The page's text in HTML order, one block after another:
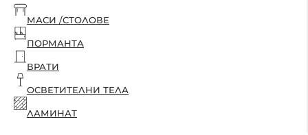
МАСИ /СТОЛОВЕ
ПОРМАНТА
ВРАТИ
ОСВЕТИТЕЛНИ ТЕЛА
ЛАМИНАТ